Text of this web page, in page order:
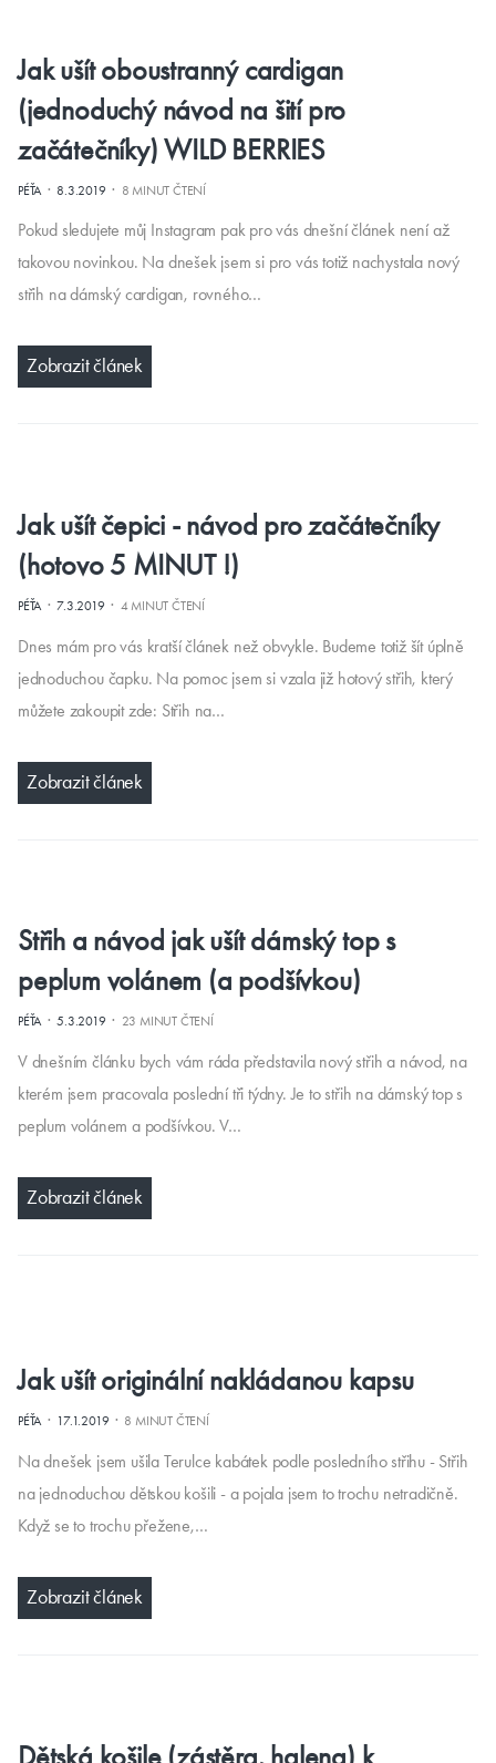
Jak ušít oboustranný cardigan
(jednoduchý návod na šití pro
začátečníky) WILD BERRIES
PÉŤA· 8.3.2019· 8 MINUT ČTENÍ
Pokud sledujete můj Instagram pak pro vás dnešní článek není až
takovou novinkou. Na dnešek jsem si pro vás totiž nachystala nový
střih na dámský cardigan, rovného…
Zobrazit článek
Jak ušít čepici - návod pro začátečníky
(hotovo 5 MINUT !)
PÉŤA·7.3.2019· 4 MINUT ČTENÍ
Dnes mám pro vás kratší článek než obvykle. Budeme totiž šít úplně
jednoduchou čapku. Na pomoc jsem si vzala již hotový střih, který
můžete zakoupit zde: Střih na…
Zobrazit článek
Střih a návod jak ušít dámský top s
peplum volánem (a podšívkou)
PÉŤA·5.3.2019· 23 MINUT ČTENÍ
V dnešním článku bych vám ráda představila nový střih a návod, na
kterém jsem pracovala poslední tři týdny. Je to střih na dámský top s
peplum volánem a podšívkou. V…
Zobrazit článek
Jak ušít originální nakládanou kapsu
PÉŤA· 17.1.2019· 8 MINUT ČTENÍ
Na dnešek jsem ušila Terulce kabátek podle posledního střihu - Střih
na jednoduchou dětskou košili - a pojala jsem to trochu netradičně.
Když se to trochu přežene,…
Zobrazit článek